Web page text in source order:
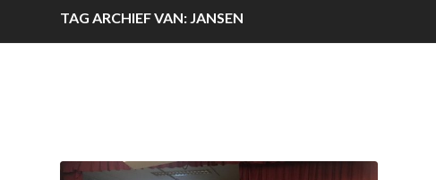
TAG ARCHIEF VAN: JANSEN